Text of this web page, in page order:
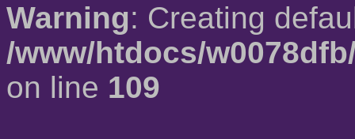
Warning: Creating
/www/htdocs/
on line 109